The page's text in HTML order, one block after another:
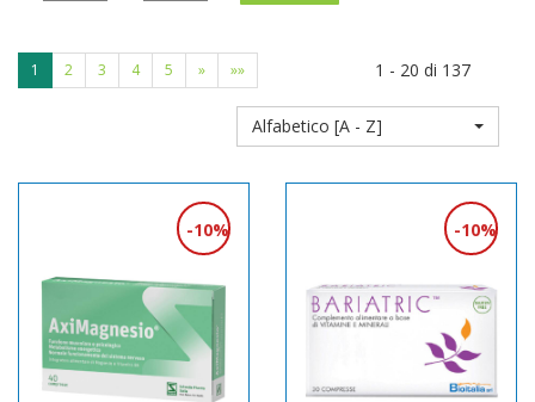
1 2 3 4 5 » »» 1 - 20 di 137
Alfabetico [A - Z]
10% 10%